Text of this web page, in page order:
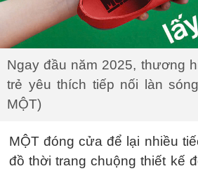
Ngay đầu năm 2025, thương
trẻ yêu thích tiếp nối làn
MỘT)
MỘT đóng cửa để lại nhiều
đồ thời trang chuộng thiết kế